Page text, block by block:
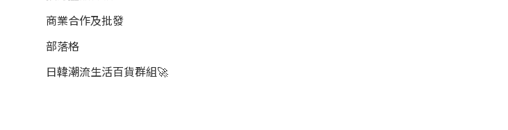
商業合作及批發
部落格
日韓潮流生活百貨群組🚀